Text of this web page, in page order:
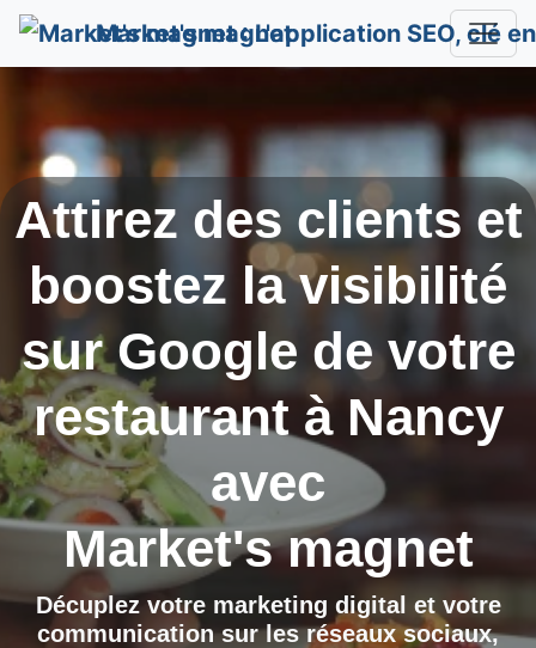
Market's magnet
Attirez des clients et
boostez la visibilité
sur Google de votre
restaurant à Nancy
avec
Market's magnet
Décuplez votre marketing digital et votre
communication sur les réseaux sociaux,